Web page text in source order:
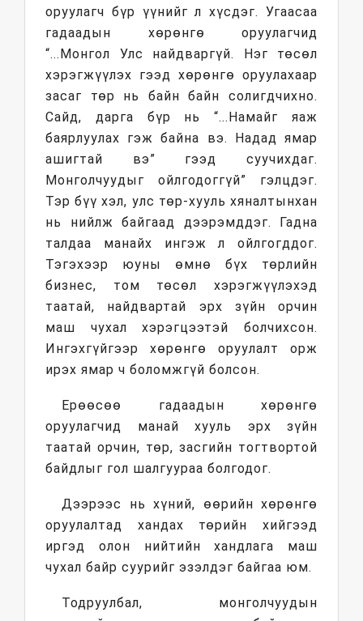
оруулагч бүр үүнийг л хүсдэг. Угаасаа
гадаадын хөрөнгө оруулагчид
“...Монгол Улс найдваргүй. Нэг төсөл
хэрэгжүүлэх гээд хөрөнгө оруулахаар
засаг төр нь байн байн солигдчихно.
Сайд, дарга бүр нь “...Намайг яаж
баярлуулах гэж байна вэ. Надад ямар
ашигтай вэ” гээд суучихдаг.
Монголчуудыг ойлгодоггүй” гэлцдэг.
Тэр бүү хэл, улс төр-хууль хяналтынхан
нь нийлж байгаад дээрэмддэг. Гадна
талдаа манайх ингэж л ойлгогддог.
Тэгэхээр юуны өмнө бүх төрлийн
бизнес, том төсөл хэрэгжүүлэхэд
таатай, найдвартай эрх зүйн орчин
маш чухал хэрэгцээтэй болчихсон.
Ингэхгүйгээр хөрөнгө оруулалт орж
ирэх ямар ч боломжгүй болсон.
Ерөөсөө гадаадын хөрөнгө
оруулагчид манай хууль эрх зүйн
таатай орчин, төр, засгийн тогтвортой
байдлыг гол шалгуураа болгодог.
Дээрээс нь хүний, өөрийн хөрөнгө
оруулалтад хандах төрийн хийгээд
иргэд олон нийтийн хандлага маш
чухал байр суурийг эзэлдэг байгаа юм.
Тодруулбал, монголчуудын